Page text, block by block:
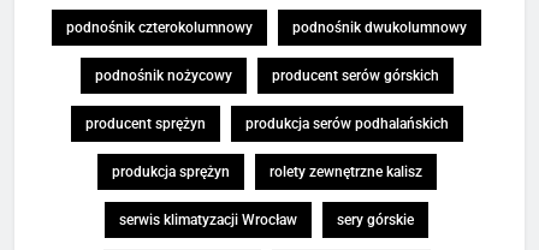
podnośnik czterokolumnowy podnośnik dwukolumnowy
podnośnik nożycowy producent serów górskich
producent sprężyn produkcja serów podhalańskich
produkcja sprężyn rolety zewnętrzne kalisz
serwis klimatyzacji Wrocław sery górskie